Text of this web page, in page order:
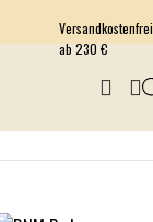
Versandkostenfrei
ab 230 €